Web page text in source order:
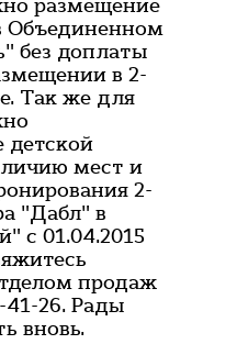
размещение
Объединенном
без доплаты
в 2-
Так же для
детской
мест и
2-
"Дабл" в
с 01.04.2015
продаж
41-26. Рады
вновь.